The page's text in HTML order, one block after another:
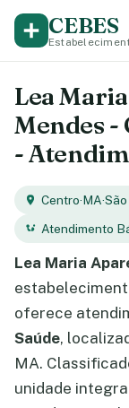
CEBES
Lea
Mendes -
-
Centro·MA·
Atendimento
Lea Maria
oferece
Saúde,
MA.
unidade